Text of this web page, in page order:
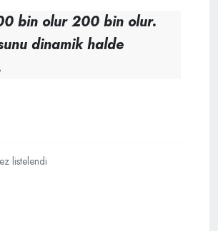
bin olur 200 bin olur.
dinamik halde
listelendi